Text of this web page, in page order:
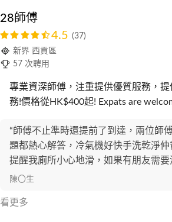
28師傅
4.5 (37)
新界 西貢區
57 次聘用
專業資深師傅，注重提供優質服務，
務!價格從HK$400起! Expats are
“師傅不止準時還提前了到達，兩位師
題都熱心解答，冷氣機好快手洗乾淨
提醒我廁所小心地滑，如果有朋友需要
陳〇生
看更多